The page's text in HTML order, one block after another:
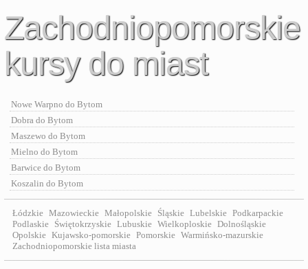
Zachodniopomorskie
kursy do miast
Nowe Warpno do Bytom
Dobra do Bytom
Maszewo do Bytom
Mielno do Bytom
Barwice do Bytom
Koszalin do Bytom
Łódzkie Mazowieckie Małopolskie Śląskie Lubelskie Podkarpackie
Podlaskie Świętokrzyskie Lubuskie Wielkoploskie Dolnośląskie
Opolskie Kujawsko-pomorskie Pomorskie Warmińsko-mazurskie
Zachodniopomorskie lista miasta